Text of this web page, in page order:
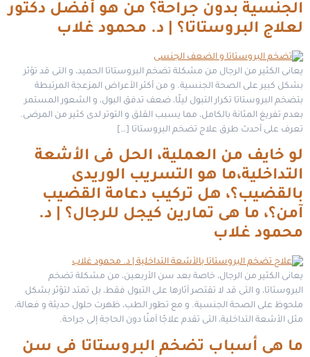
الجنسية بدون جراحة؟ من هو أفضل دكتور
لعلاج البروستاتا؟ | د. محمود غلاب
يعانى الكثير من الرجال من مشكلة تضخم البروستاتا الحميد، و التى قد تؤثر
بشكل كبير على الصحة الجنسية. و من أكثر الأعراض المزعجة المرتبطة
بتضخم البروستاتا تكرار التبول ليلًا، ضعف تدفق البول، و الشعور المستمر
بعدم تفريغ المثانة بالكامل، مما يسبب القلق و التوتر لدى كثير من المرضى.
تعرف على أحدث طرق علاج تضخم البروستاتا […]
لو خايف من العملية، الحل فى الأشعة
التداخلية،ما هو التسريب الوريدى
بالقضيب؟، هل تركيب دعامة القضيب
آمن؟، ما هى تمارين كيجل للرجال؟ | د.
محمود غلاب
يعانى الكثير من الرجال، خاصة بعد سن الأربعين، من مشكلة تضخم
البروستاتا، و التى قد لا تقتصر آثارها على التبول فقط، بل تمتد لتؤثر بشكل
ملحوظ على الصحة الجنسية. و مع تطور الطب، ظهرت حلول حديثة و فعالة،
مثل الأشعة التداخلية، التى تقدم علاجًا آمنًا دون الحاجة إلى جراحة.
ما هى أسباب تضخم البروستاتا فى سن